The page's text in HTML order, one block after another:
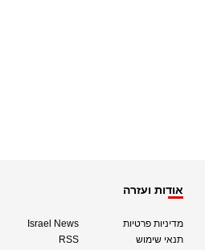
אודות ועזרה
מדיניות פרטיות
תנאי שימוש
Israel News
RSS